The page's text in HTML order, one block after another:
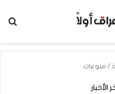
/ منوعات
الأخبار